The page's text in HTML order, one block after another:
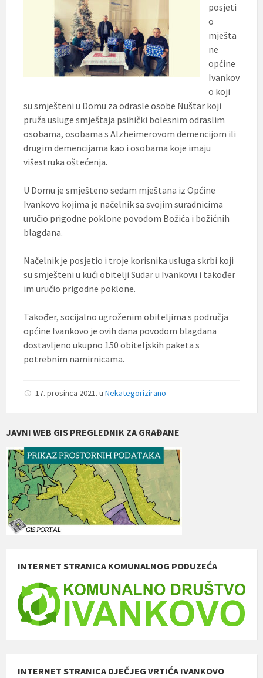
posjeti
o
mješta
ne
općine
Ivankov
o koji
su smješteni u Domu za odrasle osobe Nuštar koji
pruža usluge smještaja psihički bolesnim odraslim
osobama, osobama s Alzheimerovom demencijom ili
drugim demencijama kao i osobama koje imaju
višestruka oštećenja.
U Domu je smješteno sedam mještana iz Općine
Ivankovo kojima je načelnik sa svojim suradnicima
uručio prigodne poklone povodom Božića i božićnih
blagdana.
Načelnik je posjetio i troje korisnika usluga skrbi koji
su smješteni u kući obitelji Sudar u Ivankovu i također
im uručio prigodne poklone.
Također, socijalno ugroženim obiteljima s područja
općine Ivankovo je ovih dana povodom blagdana
dostavljeno ukupno 150 obiteljskih paketa s
potrebnim namirnicama.
17. prosinca 2021. u Nekategorizirano
JAVNI WEB GIS PREGLEDNIK ZA GRAĐANE
INTERNET STRANICA KOMUNALNOG PODUZEĆA
INTERNET STRANICA DJEČJEG VRTIĆA IVANKOVO